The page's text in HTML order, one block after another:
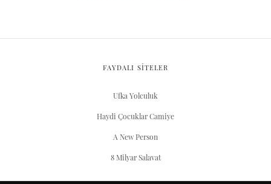
FAYDALI SİTELER
Ufka Yolculuk
Haydi Çocuklar Camiye
A New Person
8 Milyar Salavat